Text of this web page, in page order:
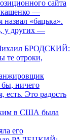
сайта
—
«бацька».
у других —
БРОДСКИЙ:
те отроки,
ничего
есть. Это радость
в США была
его